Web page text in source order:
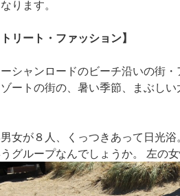
ります。
リート・ファッション】
シャンロードのビーチ沿いの街・
ートの街の、暑い季節、まぶし
女が８人、くっつきあって日光
グループなんでしょうか。 左の